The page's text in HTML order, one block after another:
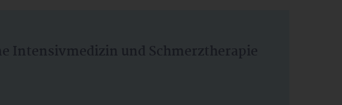
Intensivmedizin und Schmerztherapie